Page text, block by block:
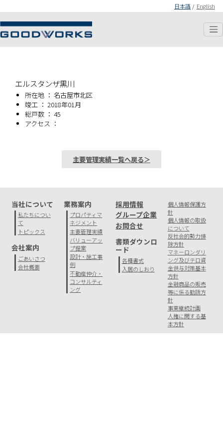
日本語 / English
エルスタンザ黒川
所在地 ： 名古屋市北区
竣工 ： 2018年01月
総戸数 ： 45
アクセス ：
主要管理実績一覧へ戻る＞
当社について
私たちについ
て
トピックス
会社案内
ごあいさつ
会社概要
業務案内
プロパティマ
ネジメント
主要管理実績
バリューアッ
プ提案
設計・施工事
例
不動産仲介・
コンサルティ
ング
採用情報
グループ企業
お問合せ
書類ダウンロ
ード
各種書式
入居のしおり
個人情報保護方
針
個人情報の取扱
について
反社会的勢力排
除方針
マネーロンダリ
ング及びテロ資
金供与対策基本
方針
金融商品の販売
等に係る勧誘方
針
事業継続計画
人権に関する基
本方針